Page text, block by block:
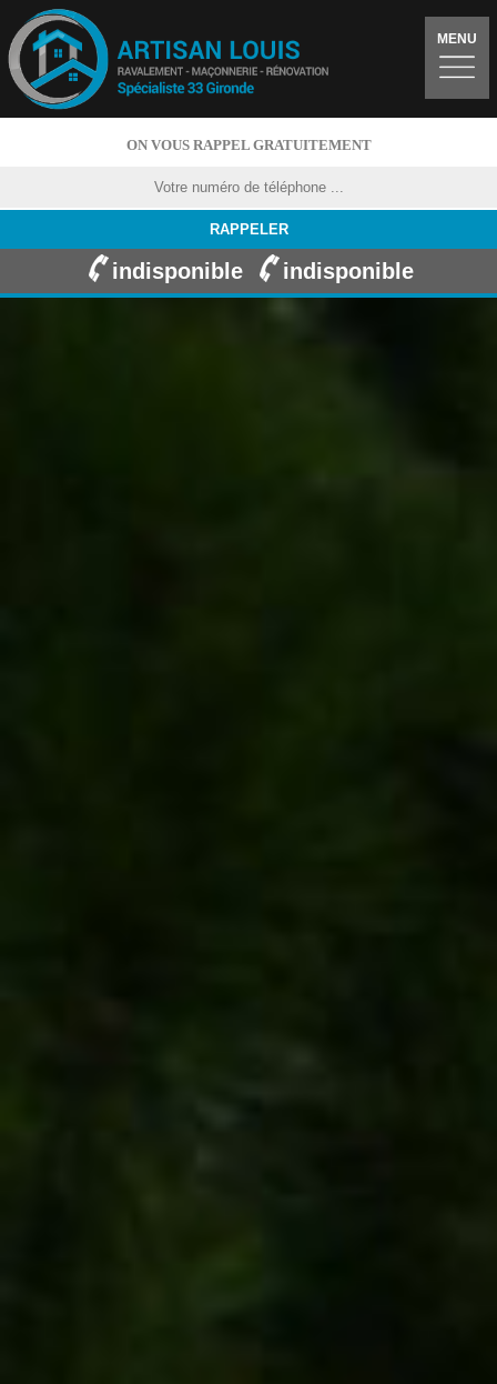
MENU
ON VOUS RAPPEL GRATUITEMENT
indisponible indisponible